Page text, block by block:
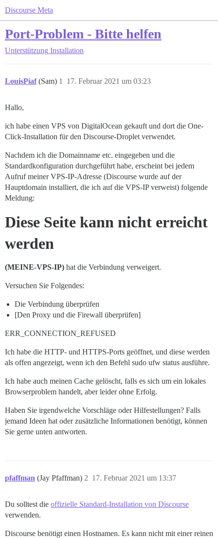
Discourse Meta
Port-Problem - Bitte helfen
Unterstützung Installation
LouisPiaf (Sam) 17. Februar 2021 um 03:23
1
Hallo,
ich habe einen VPS von DigitalOcean gekauft und dort die One-
Click-Installation für den Discourse-Droplet verwendet.
Nachdem ich die Domainname etc. eingegeben und die
Standardkonfiguration durchgeführt habe, erscheint bei jedem
Aufruf meiner VPS-IP-Adresse (Discourse wurde auf der
Hauptdomain installiert, die ich auf die VPS-IP verweist) folgende
Meldung:
Diese Seite kann nicht erreicht
werden
(MEINE-VPS-IP) hat die Verbindung verweigert.
Versuchen Sie Folgendes:
Die Verbindung überprüfen
[Den Proxy und die Firewall überprüfen]
ERR_CONNECTION_REFUSED
Ich habe die HTTP- und HTTPS-Ports geöffnet, und diese werden
als offen angezeigt, wenn ich den Befehl sudo ufw status ausführe.
Ich habe auch meinen Cache gelöscht, falls es sich um ein lokales
Browserproblem handelt, aber leider ohne Erfolg.
Haben Sie irgendwelche Vorschläge oder Hilfestellungen? Falls
jemand Ideen hat oder zusätzliche Informationen benötigt, können
Sie gerne unten antworten.
pfaffman (Jay Pfaffman) 17. Februar 2021 um 13:37
2
Du solltest die offizielle Standard-Installation von Discourse
verwenden.
Discourse benötigt einen Hostnamen. Es kann nicht mit einer reinen